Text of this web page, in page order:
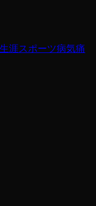
生涯スポーツ病気痛